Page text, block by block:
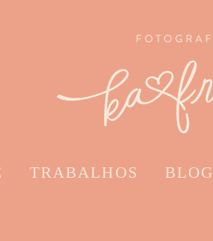
TRABALHOS BLOG